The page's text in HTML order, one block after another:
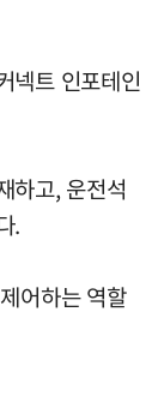
넥트 인포테인
하고, 운전석
.
어하는 역할